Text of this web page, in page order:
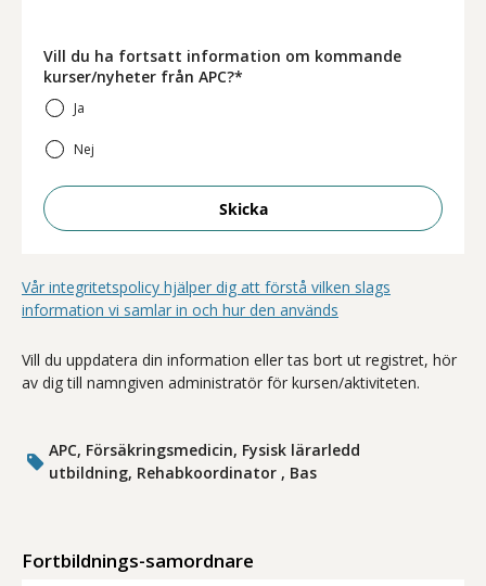
Vill du ha fortsatt information om kommande
kurser/nyheter från APC?*
Ja
Nej
Skicka
Vår integritetspolicy hjälper dig att förstå vilken slags
information vi samlar in och hur den används
Vill du uppdatera din information eller tas bort ut registret, hör
av dig till namngiven administratör för kursen/aktiviteten.
APC, Försäkringsmedicin, Fysisk lärarledd
utbildning, Rehabkoordinator , Bas
Fortbildnings-samordnare